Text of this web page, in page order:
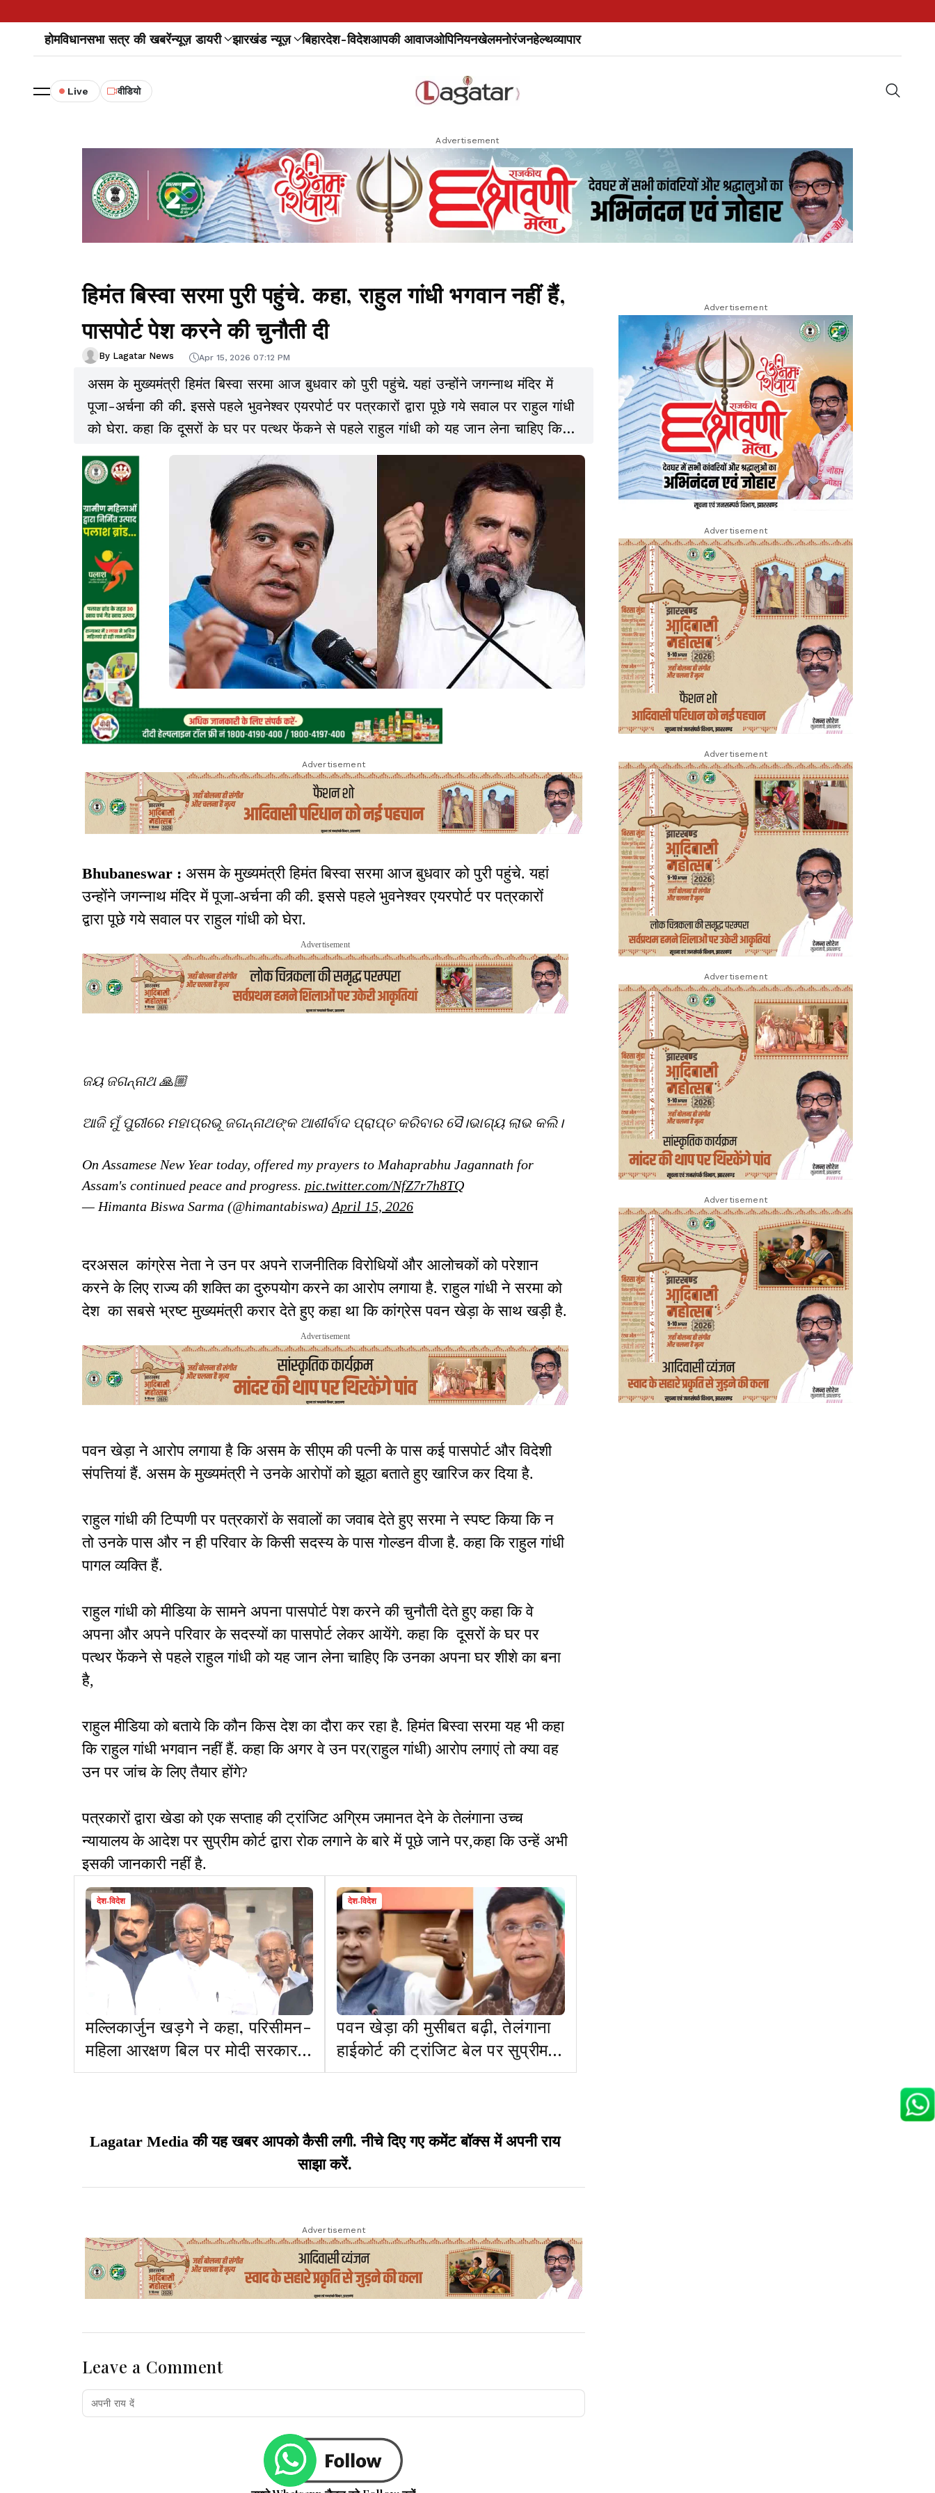
होमविधानसभा सत्र की खबरेंन्यूज़ डायरी झारखंड न्यूज़ बिहारदेश-विदेशआपकी आवाजओपिनियनखेलमनोरंजनहेल्थव्यापार
Live वीडियो
Advertisement
हिमंत बिस्वा सरमा पुरी पहुंचे. कहा, राहुल गांधी भगवान नहीं हैं,
पासपोर्ट पेश करने की चुनौती दी
By Lagatar News Apr 15, 2026 07:12 PM
असम के मुख्यमंत्री हिमंत बिस्वा सरमा आज बुधवार को पुरी पहुंचे. यहां उन्होंने जगन्नाथ मंदिर में
पूजा-अर्चना की की. इससे पहले भुवनेश्वर एयरपोर्ट पर पत्रकारों द्वारा पूछे गये सवाल पर राहुल गांधी
को घेरा. कहा कि दूसरों के घर पर पत्थर फेंकने से पहले राहुल गांधी को यह जान लेना चाहिए कि
उनका अपना घर शीशे का बना है,
Advertisement
Bhubaneswar : असम के मुख्यमंत्री हिमंत बिस्वा सरमा आज बुधवार को पुरी पहुंचे. यहां
उन्होंने जगन्नाथ मंदिर में पूजा-अर्चना की की. इससे पहले भुवनेश्वर एयरपोर्ट पर पत्रकारों
द्वारा पूछे गये सवाल पर राहुल गांधी को घेरा.
Advertisement
ଜୟ ଜଗନ୍ନାଥ 🙏🏼
ଆଜି ମୁଁ ପୁରୀରେ ମହାପ୍ରଭୂ ଜଗନ୍ନାଥଙ୍କ ଆଶୀର୍ବାଦ ପ୍ରାପ୍ତ କରିବାର ସୈ।ଭାଗ୍ୟ ଲାଭ କଲି।
On Assamese New Year today, offered my prayers to Mahaprabhu Jagannath for
Assam's continued peace and progress. pic.twitter.com/NfZ7r7h8TQ
— Himanta Biswa Sarma (@himantabiswa) April 15, 2026
दरअसल कांग्रेस नेता ने उन पर अपने राजनीतिक विरोधियों और आलोचकों को परेशान
करने के लिए राज्य की शक्ति का दुरुपयोग करने का आरोप लगाया है. राहुल गांधी ने सरमा को
देश का सबसे भ्रष्ट मुख्यमंत्री करार देते हुए कहा था कि कांग्रेस पवन खेड़ा के साथ खड़ी है.
Advertisement
पवन खेड़ा ने आरोप लगाया है कि असम के सीएम की पत्नी के पास कई पासपोर्ट और विदेशी
संपत्तियां हैं. असम के मुख्यमंत्री ने उनके आरोपों को झूठा बताते हुए खारिज कर दिया है.
राहुल गांधी की टिप्पणी पर पत्रकारों के सवालों का जवाब देते हुए सरमा ने स्पष्ट किया कि न
तो उनके पास और न ही परिवार के किसी सदस्य के पास गोल्डन वीजा है. कहा कि राहुल गांधी
पागल व्यक्ति हैं.
राहुल गांधी को मीडिया के सामने अपना पासपोर्ट पेश करने की चुनौती देते हुए कहा कि वे
अपना और अपने परिवार के सदस्यों का पासपोर्ट लेकर आयेंगे. कहा किदूसरों के घर पर
पत्थर फेंकने से पहले राहुल गांधी को यह जान लेना चाहिए कि उनका अपना घर शीशे का बना
है,
राहुल मीडिया को बताये कि कौन किस देश का दौरा कर रहा है. हिमंत बिस्वा सरमा यह भी कहा
कि राहुल गांधी भगवान नहीं हैं. कहा कि अगर वे उन पर(राहुल गांधी) आरोप लगाएं तो क्या वह
उन पर जांच के लिए तैयार होंगे?
पत्रकारों द्वारा खेडा को एक सप्ताह की ट्रांजिट अग्रिम जमानत देने के तेलंगाना उच्च
न्यायालय के आदेश पर सुप्रीम कोर्ट द्वारा रोक लगाने के बारे में पूछे जाने पर,कहा कि उन्हें अभी
इसकी जानकारी नहीं है.
देश-विदेश
मल्लिकार्जुन खड़गे ने कहा, परिसीमन-
महिला आरक्षण बिल पर मोदी सरकार
की मंशा ठीक नहीं
देश-विदेश
पवन खेड़ा की मुसीबत बढ़ी, तेलंगाना
हाईकोर्ट की ट्रांजिट बेल पर सुप्रीम
कोर्ट की रोक
Lagatar Media की यह खबर आपको कैसी लगी. नीचे दिए गए कमेंट बॉक्स में अपनी राय
साझा करें.
Advertisement
Leave a Comment
Advertisement
Advertisement
Advertisement
Advertisement
Advertisement